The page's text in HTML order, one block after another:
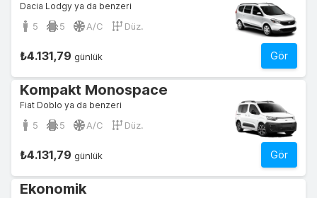
Dacia Lodgy ya da benzeri
5 5 A/C Düz.
Gör
₺4.131,79 günlük
Kompakt Monospace
Fiat Doblo ya da benzeri
5 5 A/C Düz.
Gör
₺4.131,79 günlük
Ekonomik